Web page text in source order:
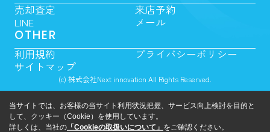
売却査定
来店予約
LINE
メール
OTHER
利用規約
プライバシーポリシー
サイトマップ
(c) 株式会社Next innovation All Rights Reserved.
当サイトでは、お客様の当サイト利用状況把握、サービス向上検討を目的と
して、クッキー（Cookie）を使用しています。
詳しくは、当社の 「Cookieの取扱いについて」 をご確認ください。